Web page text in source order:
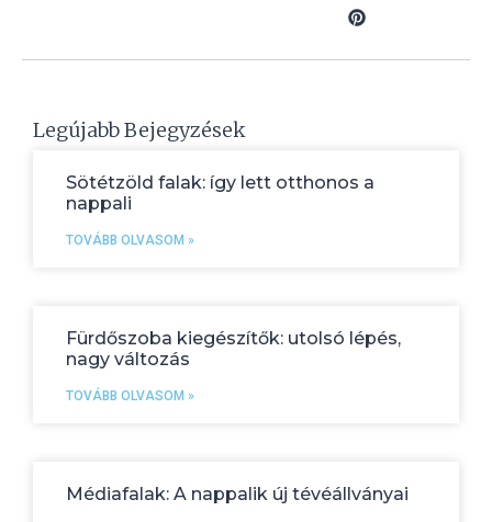
Legújabb Bejegyzések
Sötétzöld falak: így lett otthonos a
nappali
TOVÁBB OLVASOM »
Fürdőszoba kiegészítők: utolsó lépés,
nagy változás
TOVÁBB OLVASOM »
Médiafalak: A nappalik új tévéállványai